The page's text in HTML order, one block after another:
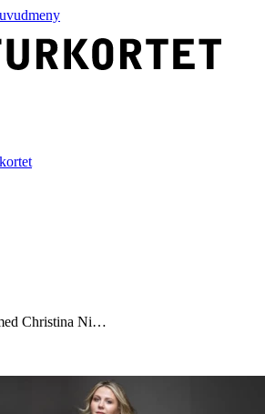
Christina Ni…